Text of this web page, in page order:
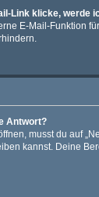
Link klicke, werde
E-Mail-Funktion
Antwort?
musst du auf
kannst. Deine